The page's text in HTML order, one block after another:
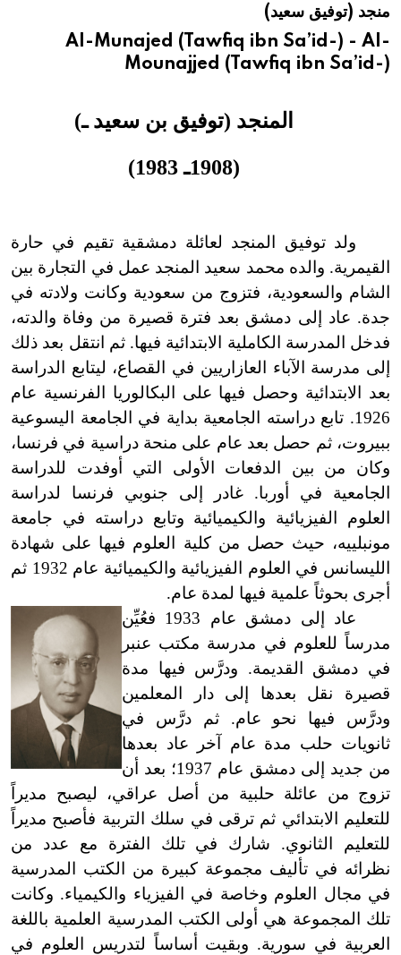
هيئة الموسوعة العربية تطلق موسوعات جديدة في عام 2026
منجد (توفيق سعيد)
Al-Munajed (Tawfiq ibn Sa’id-) - Al-
Mounajjed (Tawfiq ibn Sa’id-)
المنجد (توفيق بن سعيد ـ)
(1908ـ 1983)
ولد توفيق المنجد لعائلة دمشقية تقيم في حارة
القيمرية. والده محمد سعيد المنجد عمل في التجارة بين
الشام والسعودية، فتزوج من سعودية وكانت ولادته في
جدة. عاد إلى دمشق بعد فترة قصيرة من وفاة والدته،
فدخل المدرسة الكاملية الابتدائية فيها. ثم انتقل بعد ذلك
إلى مدرسة الآباء العازاريين في القصاع، ليتابع الدراسة
بعد الابتدائية وحصل فيها على البكالوريا الفرنسية عام
1926. تابع دراسته الجامعية بداية في الجامعة اليسوعية
ببيروت، ثم حصل بعد عام على منحة دراسية في فرنسا،
وكان من بين الدفعات الأولى التي أوفدت للدراسة
الجامعية في أوربا. غادر إلى جنوبي فرنسا لدراسة
العلوم الفيزيائية والكيميائية وتابع دراسته في جامعة
مونبلييه، حيث حصل من كلية العلوم فيها على شهادة
الليسانس في العلوم الفيزيائية والكيميائية عام 1932 ثم
أجرى بحوثاً علمية فيها لمدة عام.
عاد إلى دمشق عام 1933 فعُيِّن
مدرساً للعلوم في مدرسة مكتب عنبر
في دمشق القديمة. ودرَّس فيها مدة
قصيرة نقل بعدها إلى دار المعلمين
ودرَّس فيها نحو عام. ثم درَّس في
ثانويات حلب مدة عام آخر عاد بعدها
من جديد إلى دمشق عام 1937؛ بعد أن
تزوج من عائلة حلبية من أصل عراقي، ليصبح مديراً
للتعليم الابتدائي ثم ترقى في سلك التربية فأصبح مديراً
للتعليم الثانوي. شارك في تلك الفترة مع عدد من
نظرائه في تأليف مجموعة كبيرة من الكتب المدرسية
في مجال العلوم وخاصة في الفيزياء والكيمياء. وكانت
تلك المجموعة هي أولى الكتب المدرسية العلمية باللغة
العربية في سورية. وبقيت أساساً لتدريس العلوم في